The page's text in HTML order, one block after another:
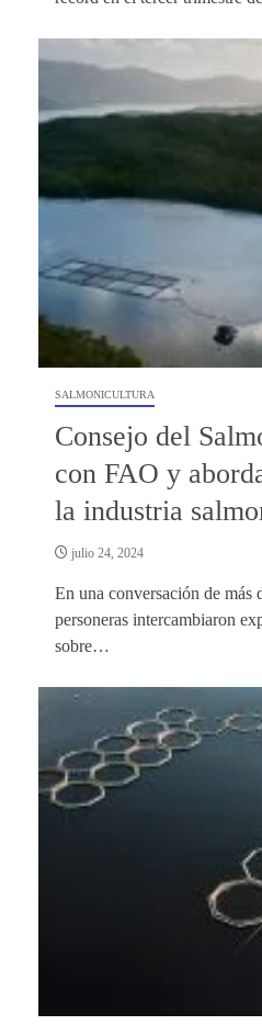
SALMONICULTURA
Consejo del
con FAO y
la industria
julio 24, 2024
En una conversación de más
personeras intercambiaron
sobre…